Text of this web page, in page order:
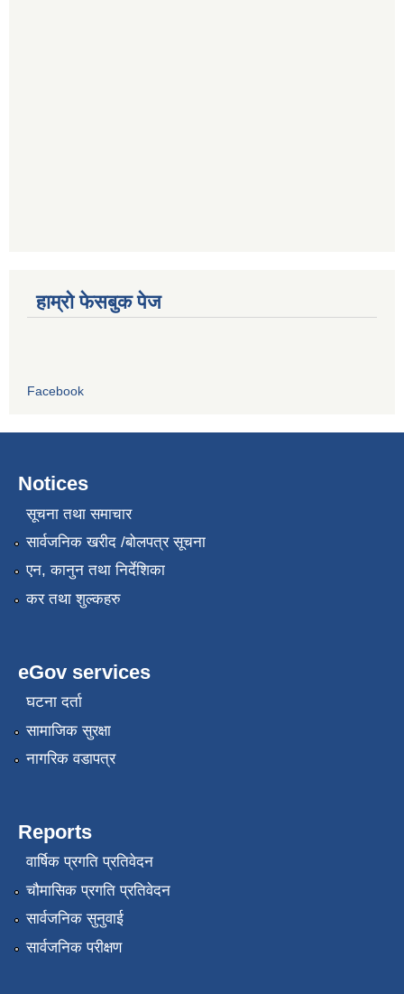
हाम्रो फेसबुक पेज
Facebook
Notices
सूचना तथा समाचार
सार्वजनिक खरीद /बोलपत्र सूचना
एन, कानुन तथा निर्देशिका
कर तथा शुल्कहरु
eGov services
घटना दर्ता
सामाजिक सुरक्षा
नागरिक वडापत्र
Reports
वार्षिक प्रगति प्रतिवेदन
चौमासिक प्रगति प्रतिवेदन
सार्वजनिक सुनुवाई
सार्वजनिक परीक्षण